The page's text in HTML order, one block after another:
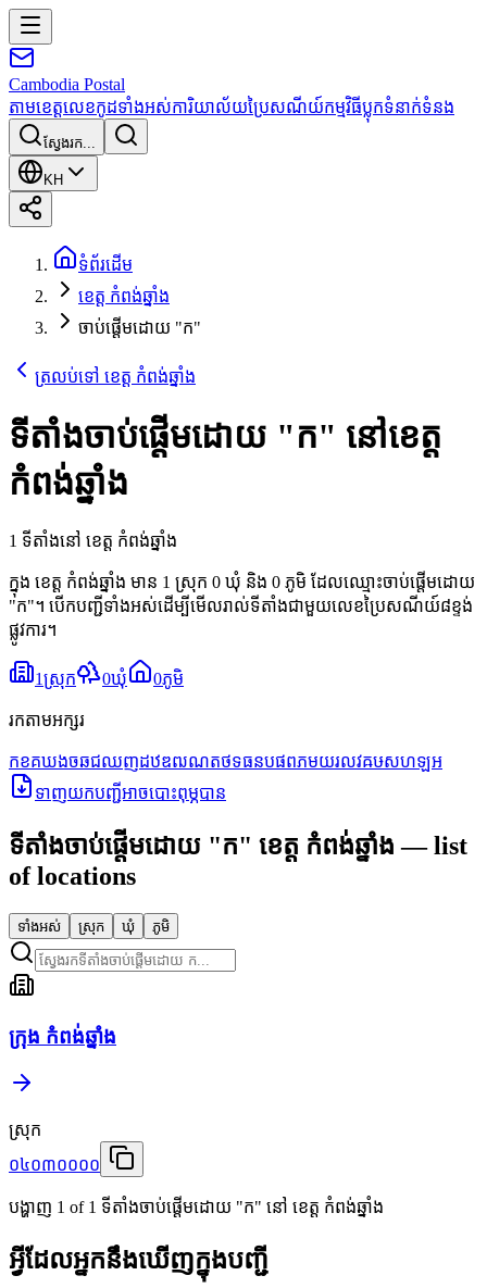
Cambodia Postal
តាមខេត្តលេខកូដទាំងអស់ការិយាល័យប្រៃសណីយ៍កម្មវិធីប្លុកទំនាក់ទំនង
ស្វែងរក...
KH
ទំព័រដើម
ខេត្ត កំពង់ឆ្នាំង
ចាប់ផ្តើមដោយ "ក"
ត្រលប់ទៅ ខេត្ត កំពង់ឆ្នាំង
ទីតាំងចាប់ផ្តើមដោយ "ក" នៅខេត្ត
កំពង់ឆ្នាំង
1 ទីតាំងនៅ ខេត្ត កំពង់ឆ្នាំង
ក្នុង ខេត្ត កំពង់ឆ្នាំង មាន 1 ស្រុក 0 ឃុំ និង 0 ភូមិ ដែលឈ្មោះចាប់ផ្តើមដោយ
"ក"។ បើកបញ្ជីទាំងអស់ដើម្បីមើលរាល់ទីតាំងជាមួយលេខប្រៃសណីយ៍៨ខ្ទង់
ផ្លូវការ។
1ស្រុក 0ឃុំ 0ភូមិ
រកតាមអក្សរ
កខគឃងចឆជឈញដឋឌឍណតថទធនបផពភមយរលវឝឞសហឡអ
ទាញយកបញ្ជីអាចបោះពុម្ភបាន
ទីតាំងចាប់ផ្តើមដោយ "ក" ខេត្ត កំពង់ឆ្នាំង — list
of locations
ទាំងអស់ ស្រុក ឃុំ ភូមិ
ក្រុង កំពង់ឆ្នាំង
ស្រុក
០៤០៣០០០០
បង្ហាញ 1 of 1 ទីតាំងចាប់ផ្តើមដោយ "ក" នៅ ខេត្ត កំពង់ឆ្នាំង
អ្វីដែលអ្នកនឹងឃើញក្នុងបញ្ជី